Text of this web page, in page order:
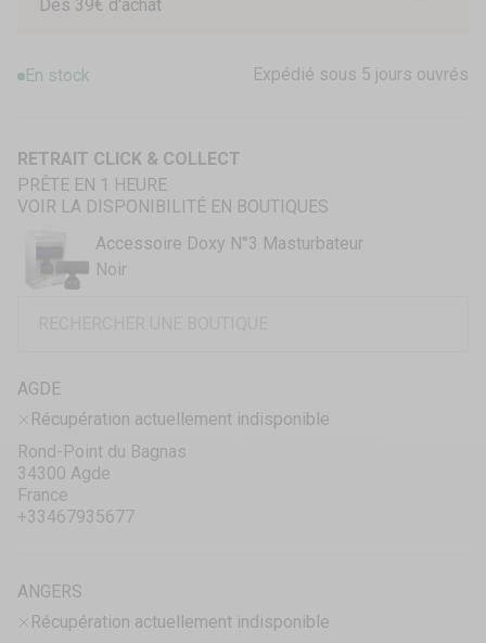
Dès 39€ d'achat
En stock Expédié sous 5 jours ouvrés
RETRAIT CLICK & COLLECT
PRÊTE EN 1 HEURE
VOIR LA DISPONIBILITÉ EN BOUTIQUES
Accessoire Doxy N°3 Masturbateur
Noir
AGDE
Récupération actuellement indisponible
Rond-Point du Bagnas
34300 Agde
France
+33467935677
ANGERS
Récupération actuellement indisponible